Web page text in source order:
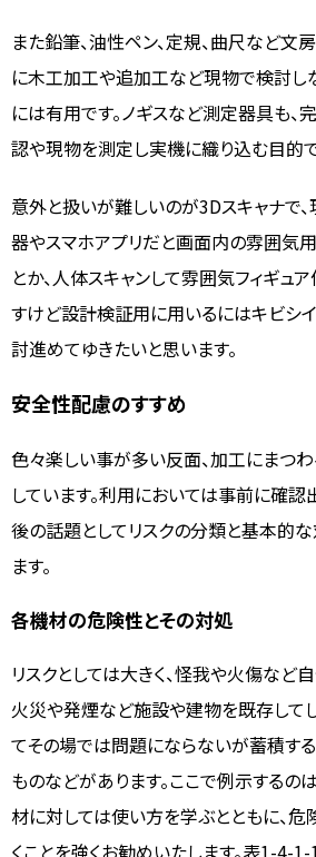
また鉛筆、油性ペン、定規、曲尺など文
に木工加工や追加工など現物で検討し
には有用です。ノギスなど測定器具も
認や現物を測定し実機に織り込む目的で
意外と扱いが難しいのが3Dスキャナで
器やスマホアプリだと画面内の雰囲気
とか、人体スキャンして雰囲気フィギュ
すけど設計検証用に用いるにはキビシ
討進めてゆきたいと思います。
安全性配慮のすすめ
色々楽しい事が多い反面、加工にまつ
しています。利用においては事前に確認
後の話題としてリスクの分類と基本的
ます。
各機材の危険性とその対処
リスクとしては大きく、怪我や火傷など
火災や発煙など施設や建物を既存して
てその場では問題にならないが蓄積す
ものなどがあります。ここで例示するの
材に対しては使い方を学ぶとともに、危
くことを強くお勧めいたします。表1-4-